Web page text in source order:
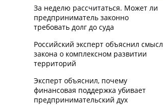
За неделю рассчитаться. Может ли
предприниматель законно
требовать долг до суда
Российский эксперт объяснил смысл
закона о комплексном развитии
территорий
Эксперт объяснил, почему
финансовая поддержка убивает
предпринимательский дух